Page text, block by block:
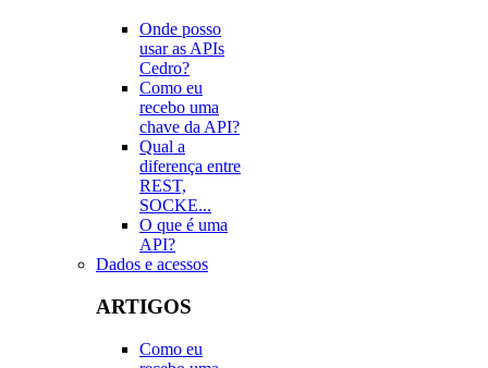
Onde posso
usar as APIs
Cedro?
Como eu
recebo uma
chave da API?
Qual a
diferença entre
REST,
SOCKE...
O que é uma
API?
Dados e acessos
ARTIGOS
Como eu